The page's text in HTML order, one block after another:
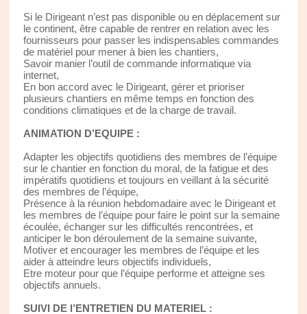
Si le Dirigeant n’est pas disponible ou en déplacement sur
le continent, être capable de rentrer en relation avec les
fournisseurs pour passer les indispensables commandes
de matériel pour mener à bien les chantiers,
Savoir manier l’outil de commande informatique via
internet,
En bon accord avec le Dirigeant, gérer et prioriser
plusieurs chantiers en même temps en fonction des
conditions climatiques et de la charge de travail.
ANIMATION D’EQUIPE :
Adapter les objectifs quotidiens des membres de l’équipe
sur le chantier en fonction du moral, de la fatigue et des
impératifs quotidiens et toujours en veillant à la sécurité
des membres de l’équipe,
Présence à la réunion hebdomadaire avec le Dirigeant et
les membres de l’équipe pour faire le point sur la semaine
écoulée, échanger sur les difficultés rencontrées, et
anticiper le bon déroulement de la semaine suivante,
Motiver et encourager les membres de l’équipe et les
aider à atteindre leurs objectifs individuels,
Etre moteur pour que l’équipe performe et atteigne ses
objectifs annuels.
SUIVI DE l’ENTRETIEN DU MATERIEL :